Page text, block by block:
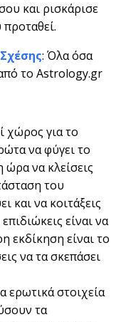
και ρισκάρισε
: Όλα όσα
το Astrology.gr
χώρος για το
να φύγει το
ώρα να κλείσεις
του
και να κοιτάξεις
είναι να
εκδίκηση είναι το
να τα σκεπάσει
ερωτικά στοιχεία
τα